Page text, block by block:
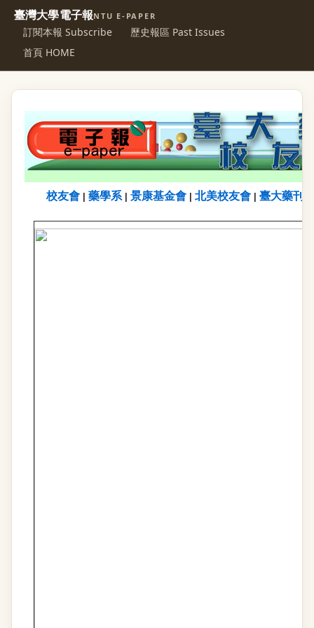
臺灣大學電子報NTU E-PAPER
訂閱本報 Subscribe
歷史報區 Past Issues
首頁 HOME
校友會 藥學系| 景康基金會 北美校友會 臺大藥刊